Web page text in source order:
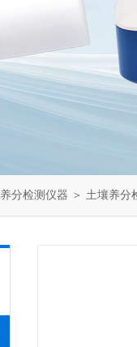
分检测仪器 ＞ 土壤养分